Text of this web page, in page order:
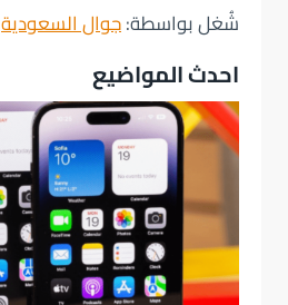
شُغل بواسطة:جوال السعودية
احدث المواضيع